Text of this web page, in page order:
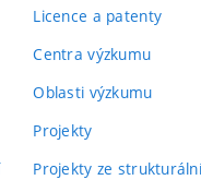
Licence a patenty
Centra výzkumu
Oblasti výzkumu
Projekty
Projekty ze